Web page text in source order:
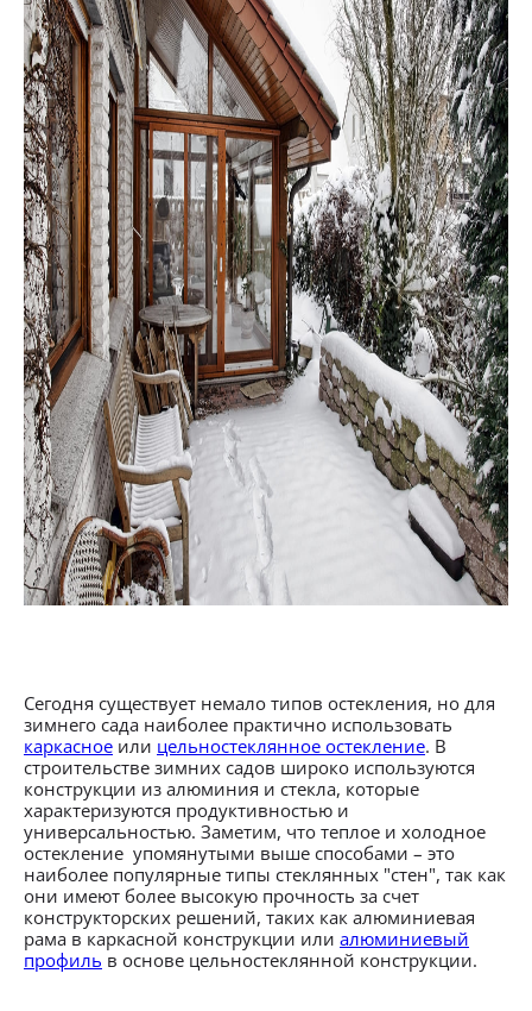
Сегодня существует немало типов остекления, но для
зимнего сада наиболее практично использовать
каркасное или цельностеклянное остекление. В
строительстве зимних садов широко используются
конструкции из алюминия и стекла, которые
характеризуются продуктивностью и
универсальностью. Заметим, что теплое и холодное
остекление упомянутыми выше способами – это
наиболее популярные типы стеклянных "стен", так как
они имеют более высокую прочность за счет
конструкторских решений, таких как алюминиевая
рама в каркасной конструкции или алюминиевый
профиль в основе цельностеклянной конструкции.